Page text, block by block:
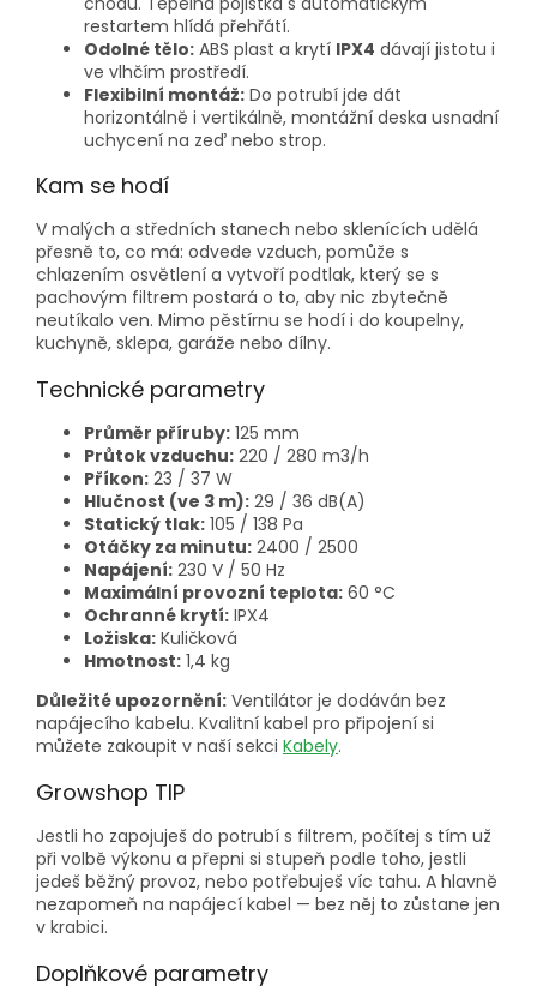
restartem hlídá přehřátí.
Odolné tělo: ABS plast a krytí IPX4 dávají jistotu i
ve vlhčím prostředí.
Flexibilní montáž: Do potrubí jde dát
horizontálně i vertikálně, montážní deska usnadní
uchycení na zeď nebo strop.
Kam se hodí
V malých a středních stanech nebo sklenících udělá
přesně to, co má: odvede vzduch, pomůže s
chlazením osvětlení a vytvoří podtlak, který se s
pachovým filtrem postará o to, aby nic zbytečně
neutíkalo ven. Mimo pěstírnu se hodí i do koupelny,
kuchyně, sklepa, garáže nebo dílny.
Technické parametry
Průměr příruby: 125 mm
Průtok vzduchu: 220 / 280 m3/h
Příkon: 23 / 37 W
Hlučnost (ve 3 m): 29 / 36 dB(A)
Statický tlak: 105 / 138 Pa
Otáčky za minutu: 2400 / 2500
Napájení: 230 V / 50 Hz
Maximální provozní teplota: 60 °C
Ochranné krytí: IPX4
Ložiska: Kuličková
Hmotnost: 1,4 kg
Důležité upozornění: Ventilátor je dodáván bez
napájecího kabelu. Kvalitní kabel pro připojení si
můžete zakoupit v naší sekci Kabely.
Growshop TIP
Jestli ho zapojuješ do potrubí s filtrem, počítej s tím už
při volbě výkonu a přepni si stupeň podle toho, jestli
jedeš běžný provoz, nebo potřebuješ víc tahu. A hlavně
nezapomeň na napájecí kabel — bez něj to zůstane jen
v krabici.
Doplňkové parametry